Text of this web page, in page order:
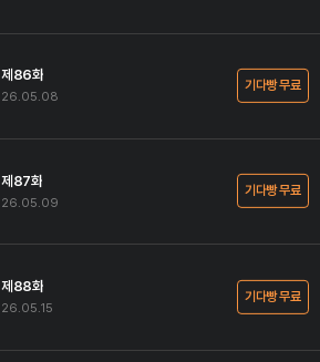
제86화
26.05.08
기다빵 무료
제87화
26.05.09
기다빵 무료
제88화
26.05.15
기다빵 무료